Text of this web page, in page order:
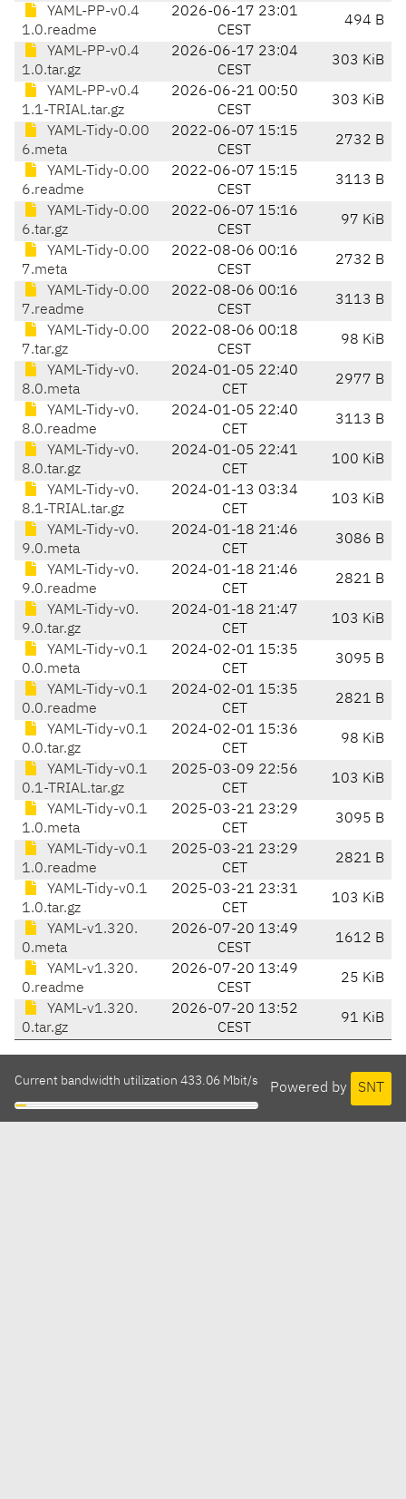
YAML-PP-v0.4
1.0.readme
2026-06-17 23:01
CEST
494 B
YAML-PP-v0.4
1.0.tar.gz
2026-06-17 23:04
CEST
303 KiB
YAML-PP-v0.4
1.1-TRIAL.tar.gz
2026-06-21 00:50
CEST
303 KiB
YAML-Tidy-0.00
6.meta
2022-06-07 15:15
CEST
2732 B
YAML-Tidy-0.00
6.readme
2022-06-07 15:15
CEST
3113 B
YAML-Tidy-0.00
6.tar.gz
2022-06-07 15:16
CEST
97 KiB
YAML-Tidy-0.00
7.meta
2022-08-06 00:16
CEST
2732 B
YAML-Tidy-0.00
7.readme
2022-08-06 00:16
CEST
3113 B
YAML-Tidy-0.00
7.tar.gz
2022-08-06 00:18
CEST
98 KiB
YAML-Tidy-v0.
8.0.meta
2024-01-05 22:40
CET
2977 B
YAML-Tidy-v0.
8.0.readme
2024-01-05 22:40
CET
3113 B
YAML-Tidy-v0.
8.0.tar.gz
2024-01-05 22:41
CET
100 KiB
YAML-Tidy-v0.
8.1-TRIAL.tar.gz
2024-01-13 03:34
CET
103 KiB
YAML-Tidy-v0.
9.0.meta
2024-01-18 21:46
CET
3086 B
YAML-Tidy-v0.
9.0.readme
2024-01-18 21:46
CET
2821 B
YAML-Tidy-v0.
9.0.tar.gz
2024-01-18 21:47
CET
103 KiB
YAML-Tidy-v0.1
0.0.meta
2024-02-01 15:35
CET
3095 B
YAML-Tidy-v0.1
0.0.readme
2024-02-01 15:35
CET
2821 B
YAML-Tidy-v0.1
0.0.tar.gz
2024-02-01 15:36
CET
98 KiB
YAML-Tidy-v0.1
0.1-TRIAL.tar.gz
2025-03-09 22:56
CET
103 KiB
YAML-Tidy-v0.1
1.0.meta
2025-03-21 23:29
CET
3095 B
YAML-Tidy-v0.1
1.0.readme
2025-03-21 23:29
CET
2821 B
YAML-Tidy-v0.1
1.0.tar.gz
2025-03-21 23:31
CET
103 KiB
YAML-v1.320.
0.meta
2026-07-20 13:49
CEST
1612 B
YAML-v1.320.
0.readme
2026-07-20 13:49
CEST
25 KiB
YAML-v1.320.
0.tar.gz
2026-07-20 13:52
CEST
91 KiB
Powered by SNT
Current bandwidth utilization 433.06 Mbit/s